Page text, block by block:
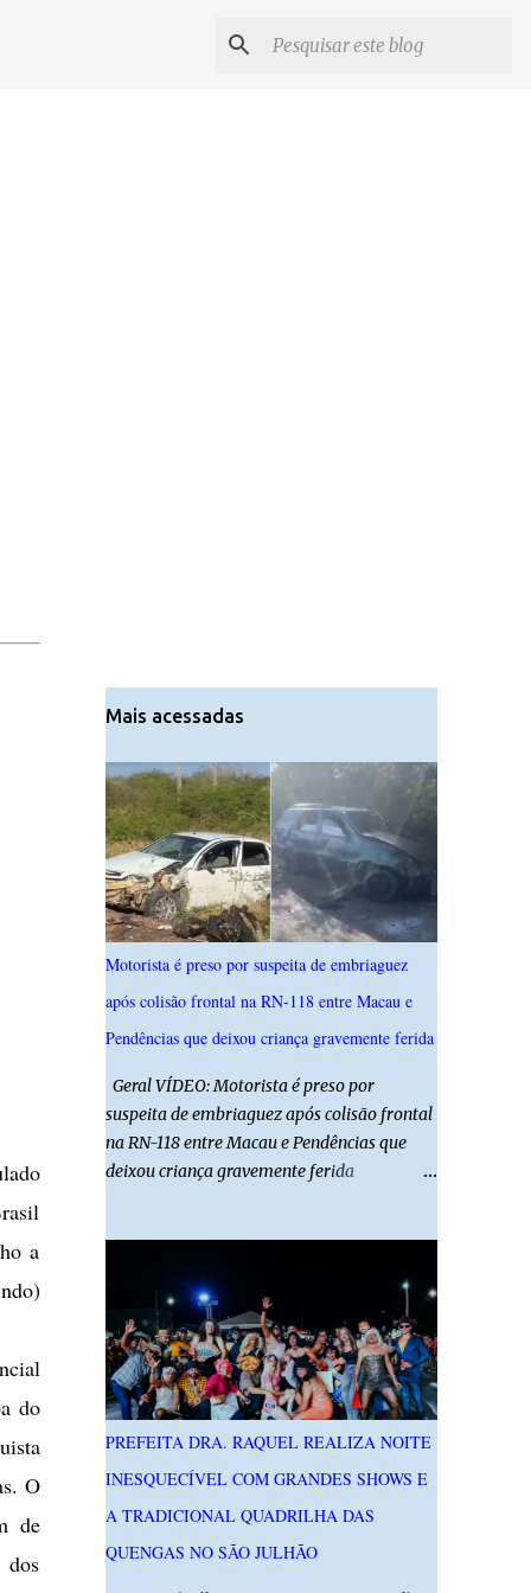
a
do
O
de
dos
Mais acessadas
Motorista é preso por suspeita de embriaguez
após colisão frontal na RN-118 entre Macau e
Pendências que deixou criança gravemente ferida
Geral VÍDEO: Motorista é preso por
suspeita de embriaguez após colisão frontal
na RN-118 entre Macau e Pendências que
deixou criança gravemente ferida
embriagado após um acidente que deixou
uma criança de 11 anos gravemente ferida
na manhã deste sábado (1º), na RN-118,
entre Macau e Pendências. Segundo a Polícia
Militar, dois carros que seguiam em sentidos
opostos bateram de frente. Um dos
condutores apresentava sinais de
embriaguez, foi levado ao Hospital Regional
Tarcísio Maia, em Mossoró, e autuado em
flagrante. O exame pericial para confirmar a
presença de álcool no organismo está em
PREFEITA DRA. RAQUEL REALIZA NOITE
INESQUECÍVEL COM GRANDES SHOWS E
A TRADICIONAL QUADRILHA DAS
QUENGAS NO SÃO JULHÃO